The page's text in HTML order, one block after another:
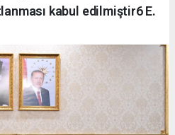
kabul edilmiştir6 E.